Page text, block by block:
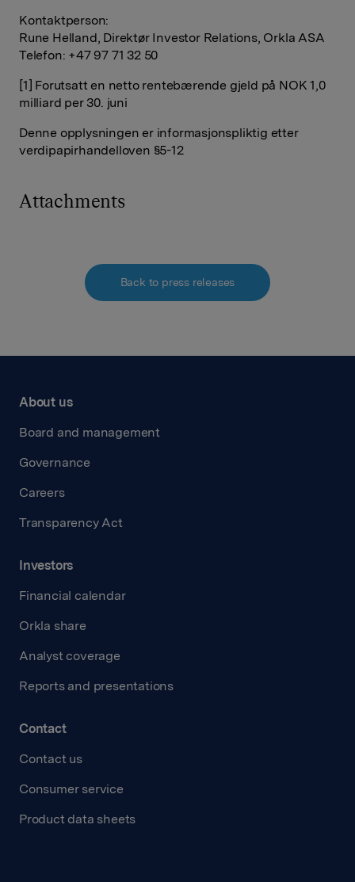
Kontaktperson:
Rune Helland, Direktør Investor Relations, Orkla ASA
Telefon: +47 97 71 32 50
[1] Forutsatt en netto rentebærende gjeld på NOK 1,0
milliard per 30. juni
Denne opplysningen er informasjonspliktig etter
verdipapirhandelloven §5-12
Attachments
Back to press releases
About us
Board and management
Governance
Careers
Transparency Act
Investors
Financial calendar
Orkla share
Analyst coverage
Reports and presentations
Contact
Contact us
Consumer service
Product data sheets